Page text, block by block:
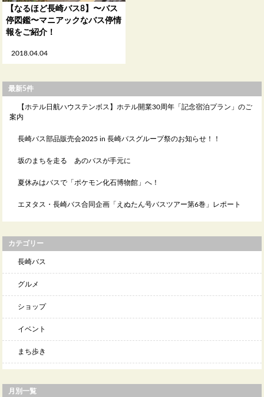
2018.04.04
【なるほど長崎バス8】〜バス
停図鑑〜マニアックなバス停情
報をご紹介！
最新5件
【ホテル日航ハウステンボス】ホテル開業30周年「記念宿泊プラン」のご
案内
長崎バス部品販売会2025 in 長崎バスグループ祭のお知らせ！！
坂のまちを走る あのバスが手元に
夏休みはバスで「ポケモン化石博物館」へ！
エヌタス・長崎バス合同企画「えぬたん号バスツアー第6巻」レポート
カテゴリー
長崎バス
グルメ
ショップ
イベント
まち歩き
月別一覧